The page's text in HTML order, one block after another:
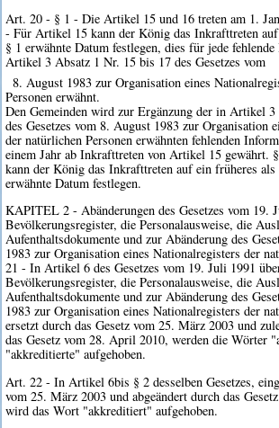
Art. 20 - § 1 - Die Artikel 15 und 16 treten am 1.
- Für Artikel 15 kann der König das Inkrafttreten
§ 1 erwähnte Datum festlegen, dies für jede
Artikel 3 Absatz 1 Nr. 15 bis 17 des Gesetzes vom
8. August 1983 zur Organisation eines
Personen erwähnt.
Den Gemeinden wird zur Ergänzung der in Artikel
des Gesetzes vom 8. August 1983 zur Organisation
der natürlichen Personen erwähnten fehlenden
einem Jahr ab Inkrafttreten von Artikel 15 gewährt.
kann der König das Inkrafttreten auf ein früheres als
erwähnte Datum festlegen.
KAPITEL 2 - Abänderungen des Gesetzes vom 19.
Bevölkerungsregister, die Personalausweise, die
Aufenthaltsdokumente und zur Abänderung des
1983 zur Organisation eines Nationalregisters der
21 - In Artikel 6 des Gesetzes vom 19. Juli 1991
Bevölkerungsregister, die Personalausweise, die
Aufenthaltsdokumente und zur Abänderung des
1983 zur Organisation eines Nationalregisters der
ersetzt durch das Gesetz vom 25. März 2003 und
das Gesetz vom 28. April 2010, werden die Wörter
"akkreditierte" aufgehoben.
Art. 22 - In Artikel 6bis § 2 desselben Gesetzes,
vom 25. März 2003 und abgeändert durch das
wird das Wort "akkreditiert" aufgehoben.